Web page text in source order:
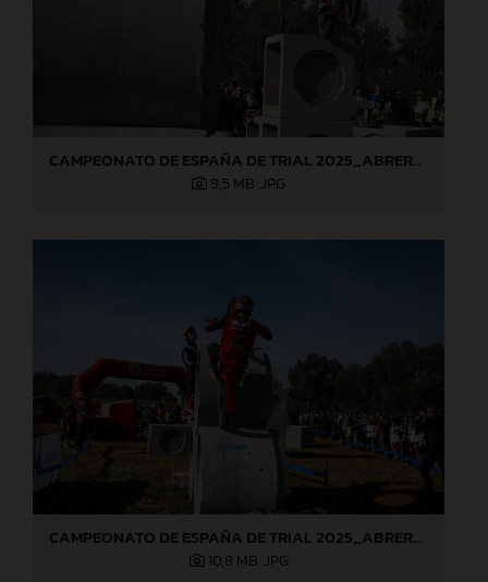
CAMPEONATO DE ESPAÑA DE TRIAL 2025_ABRERA (Barcelona), 1ª prueba_Jaime Busto
9,5 MB .JPG
CAMPEONATO DE ESPAÑA DE TRIAL 2025_ABRERA (Barcelona), 1ª prueba_Jaime Busto
10,8 MB .JPG